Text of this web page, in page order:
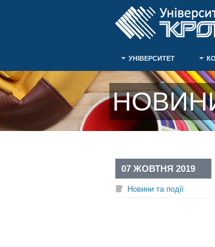
УНІВЕРСИТЕТ
07 ЖОВТНЯ 2019
Новини та події